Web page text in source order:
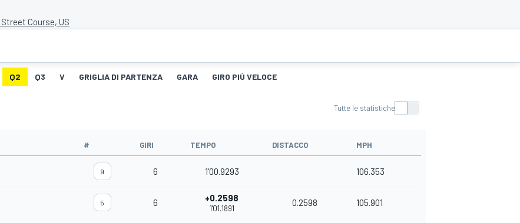
Course, US
Q2 Q3 V GRIGLIA DI PARTENZA GARA GIRO PIÙ VELOCE
Tutte le statistiche
# GIRI TEMPO DISTACCO MPH
9 6 1'00.9293 106.353
5 6 +0.2598
1'01.1891
0.2598 105.901